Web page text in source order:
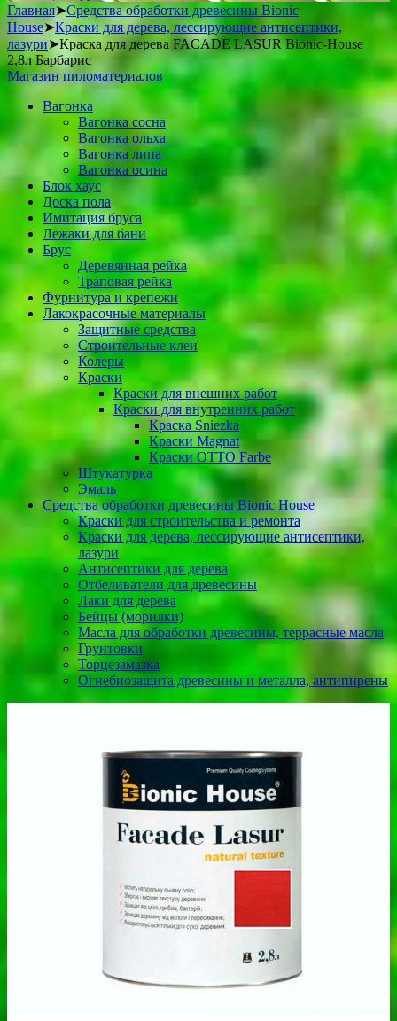
Главная➤Cредства обработки древесины Bionic
House➤Краски для дерева, лессирующие антисептики,
лазури➤Краска для дерева FACADE LASUR Bionic-House
2,8л Барбарис
Магазин пиломатериалов
Вагонка
Вагонка сосна
Вагонка ольха
Вагонка липа
Вагонка осина
Блок хаус
Доска пола
Имитация бруса
Лежаки для бани
Брус
Деревянная рейка
Траповая рейка
Фурнитура и крепежи
Лакокрасочные материалы
Защитные средства
Строительные клеи
Колеры
Краски
Краски для внешних работ
Краски для внутренних работ
Краска Sniezka
Краски Magnat
Краски OTTO Farbe
Штукатурка
Эмаль
Cредства обработки древесины Bionic House
Краски для строительства и ремонта
Краски для дерева, лессирующие антисептики,
лазури
Антисептики для дерева
Отбеливатели для древесины
Лаки для дерева
Бейцы (морилки)
Масла для обработки древесины, террасные масла
Грунтовки
Торцезамазка
Огнебиозащита древесины и металла, антипирены